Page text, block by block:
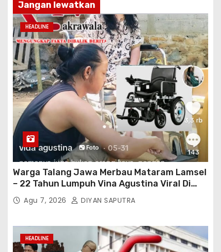
Jangan lewatkan
HEADLINE
Warga Talang Jawa Merbau Mataram Lamsel
– 22 Tahun Lumpuh Vina Agustina Viral Di
Tiktok Inginkan Kursi Roda Listrik, Kepala
Perwakilan Provinsi Lampung Media
Bertindak
Agu 7, 2026 DIYAN SAPUTRA
HEADLINE